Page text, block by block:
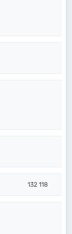
132 118